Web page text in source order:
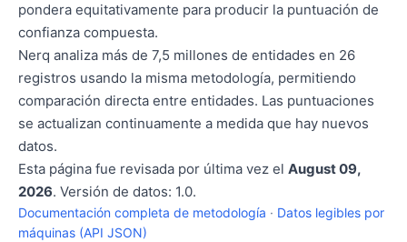
pondera equitativamente para producir la puntuación de
confianza compuesta.
Nerq analiza más de 7,5 millones de entidades en 26
registros usando la misma metodología, permitiendo
comparación directa entre entidades. Las puntuaciones
se actualizan continuamente a medida que hay nuevos
datos.
Esta página fue revisada por última vez el August 09,
2026. Versión de datos: 1.0.
Documentación completa de metodología · Datos legibles por
máquinas (API JSON)